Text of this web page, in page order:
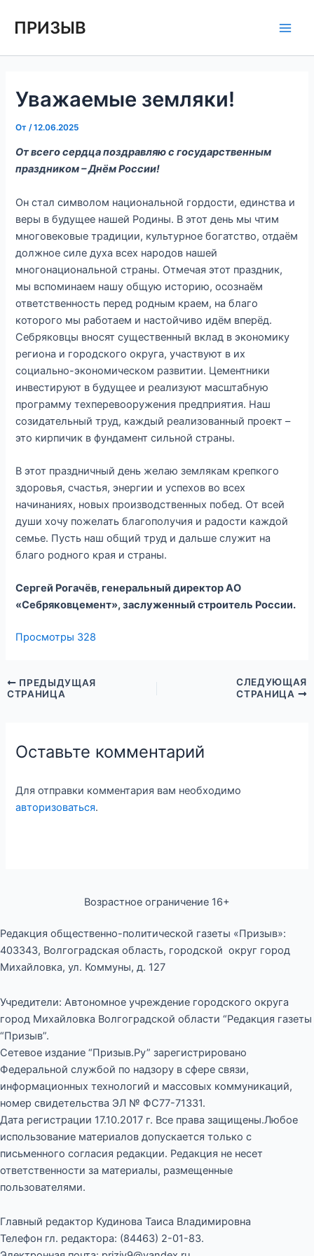
ПРИЗЫВ
Уважаемые земляки!
От /12.06.2025
От всего сердца поздравляю с государственным
праздником – Днём России!
Он стал символом национальной гордости, единства и
веры в будущее нашей Родины. В этот день мы чтим
многовековые традиции, культурное богатство, отдаём
должное силе духа всех народов нашей
многонациональной страны. Отмечая этот праздник,
мы вспоминаем нашу общую историю, осознаём
ответственность перед родным краем, на благо
которого мы работаем и настойчиво идём вперёд.
Себряковцы вносят существенный вклад в экономику
региона и городского округа, участвуют в их
социально-экономическом развитии. Цементники
инвестируют в будущее и реализуют масштабную
программу техперевооружения предприятия. Наш
созидательный труд, каждый реализованный проект –
это кирпичик в фундамент сильной страны.
В этот праздничный день желаю землякам крепкого
здоровья, счастья, энергии и успехов во всех
начинаниях, новых производственных побед. От всей
души хочу пожелать благополучия и радости каждой
семье. Пусть наш общий труд и дальше служит на
благо родного края и страны.
Сергей Рогачёв, генеральный директор АО
«Себряковцемент», заслуженный строитель России.
Просмотры 328
по
ПРЕДЫДУЩАЯ
СТРАНИЦА
СЛЕДУЮЩАЯ
СТРАНИЦА
Оставьте комментарий
Для отправки комментария вам необходимо
авторизоваться.
Возрастное ограничение 16+
Редакция общественно-политической газеты «Призыв»:
403343, Волгоградская область, городской округ город
Михайловка, ул. Коммуны, д. 127
Учредители: Автономное учреждение городского округа
город Михайловка Волгоградской области “Редакция газеты
“Призыв”.
Сетевое издание “Призыв.Ру” зарегистрировано
Федеральной службой по надзору в сфере связи,
информационных технологий и массовых коммуникаций,
номер свидетельства ЭЛ № ФС77-71331.
Дата регистрации 17.10.2017 г. Все права защищены.Любое
использование материалов допускается только с
письменного согласия редакции. Редакция не несет
ответственности за материалы, размещенные
пользователями.
Главный редактор Кудинова Таиса Владимировна
Телефон гл. редактора: (84463) 2-01-83.